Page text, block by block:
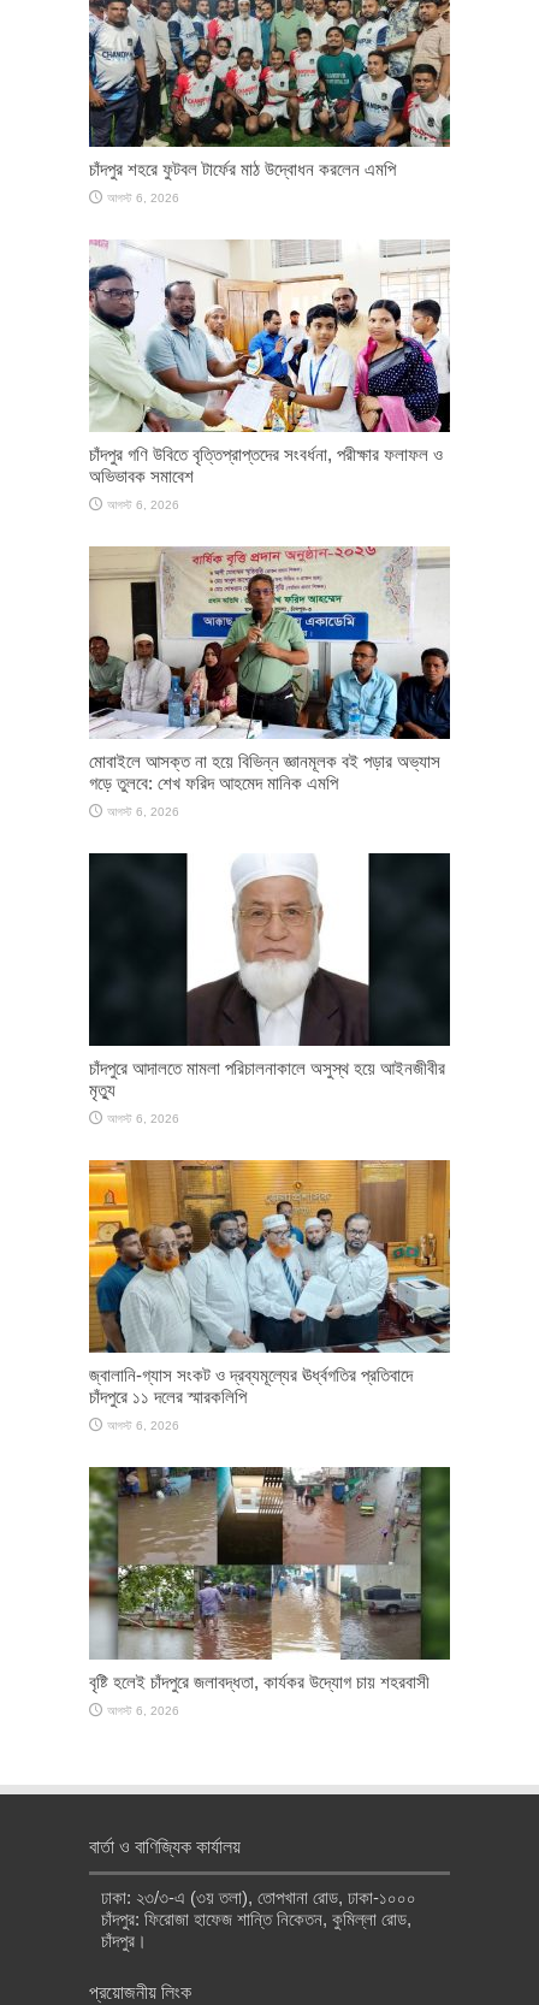
চাঁদপুর শহরে ফুটবল টার্ফের মাঠ উদ্বোধন করলেন এমপি
আগস্ট 6, 2026
চাঁদপুর গণি উবিতে বৃত্তিপ্রাপ্তদের সংবর্ধনা, পরীক্ষার ফলাফল ও
অভিভাবক সমাবেশ
আগস্ট 6, 2026
মোবাইলে আসক্ত না হয়ে বিভিন্ন জ্ঞানমূলক বই পড়ার অভ্যাস
গড়ে তুলবে: শেখ ফরিদ আহমেদ মানিক এমপি
আগস্ট 6, 2026
চাঁদপুরে আদালতে মামলা পরিচালনাকালে অসুস্থ হয়ে আইনজীবীর
মৃত্যু
আগস্ট 6, 2026
জ্বালানি-গ্যাস সংকট ও দ্রব্যমূল্যের ঊর্ধ্বগতির প্রতিবাদে
চাঁদপুরে ১১ দলের স্মারকলিপি
আগস্ট 6, 2026
বৃষ্টি হলেই চাঁদপুরে জলাবদ্ধতা, কার্যকর উদ্যোগ চায় শহরবাসী
আগস্ট 6, 2026
বার্তা ও বাণিজ্যিক কার্যালয়
ঢাকা: ২৩/৩-এ (৩য় তলা), তোপখানা রোড, ঢাকা-১০০০
চাঁদপুর: ফিরোজা হাফেজ শান্তি নিকেতন, কুমিল্লা রোড,
চাঁদপুর।
প্রয়োজনীয় লিংক